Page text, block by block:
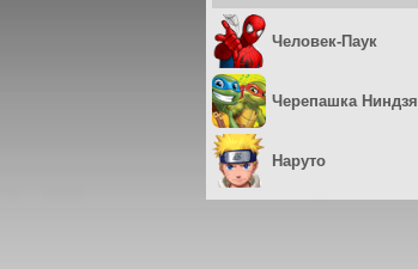
Человек-Паук
Черепашка Ниндзя
Наруто